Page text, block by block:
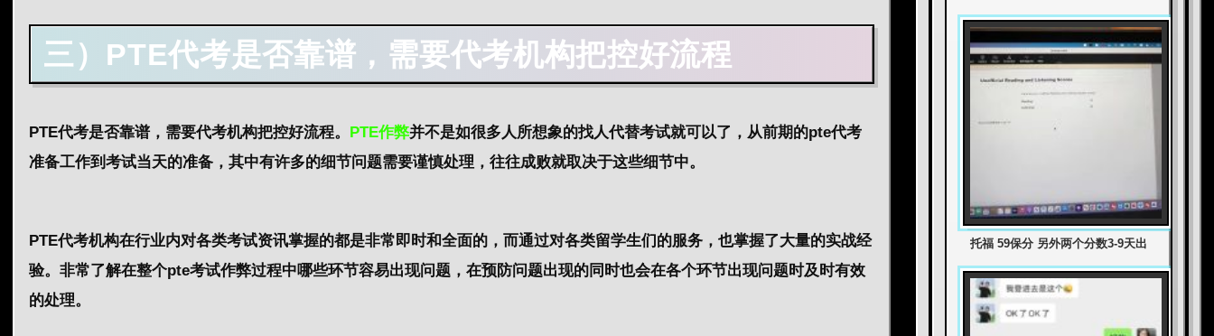
三）PTE代考是否靠谱，需要代考机构把控好流程
PTE代考是否靠谱，需要代考机构把控好流程。 PTE作弊并不是如很多人所想象的找人代替考试就可以了，从前期的pte代考
准备工作到考试当天的准备，其中有许多的细节问题需要谨慎处理，往往成败就取决于这些细节中。
PTE代考机构在行业内对各类考试资讯掌握的都是非常即时和全面的，而通过对各类留学生们的服务，也掌握了大量的实战经
验。非常了解在整个pte考试作弊过程中哪些环节容易出现问题，在预防问题出现的同时也会在各个环节出现问题时及时有效
的处理。
托福 59保分 另外两个分数3-9天出